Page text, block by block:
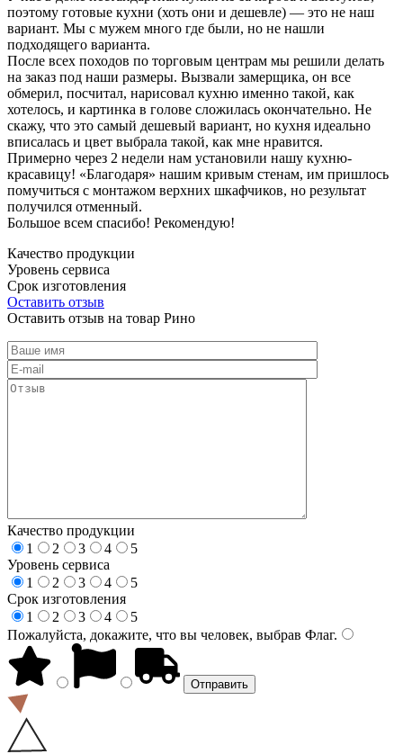
поэтому готовые кухни (хоть они и дешевле) — это не наш
вариант. Мы с мужем много где были, но не нашли
подходящего варианта.
После всех походов по торговым центрам мы решили делать
на заказ под наши размеры. Вызвали замерщика, он все
обмерил, посчитал, нарисовал кухню именно такой, как
хотелось, и картинка в голове сложилась окончательно. Не
скажу, что это самый дешевый вариант, но кухня идеально
вписалась и цвет выбрала такой, как мне нравится.
Примерно через 2 недели нам установили нашу кухню-
красавицу! «Благодаря» нашим кривым стенам, им пришлось
помучиться с монтажом верхних шкафчиков, но результат
получился отменный.
Большое всем спасибо! Рекомендую!
Качество продукции
Уровень сервиса
Срок изготовления
Оставить отзыв
Оставить отзыв на товар Рино
Качество продукции
1
2 3 4
5
Уровень сервиса
1
2 3 4
5
Срок изготовления
1
2 3 4
5
Пожалуйста, докажите, что вы человек, выбрав Флаг.